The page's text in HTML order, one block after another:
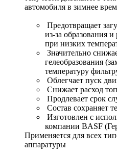
автомобиля в зимнее
Предотвращает
из-за образования
при низких
Значительно
гелеобразования
температуру
Облегчает пуск
Снижает расход
Продлевает срок
Состав сохраняет
Изготовлен с
компании BASF
Применяется для всех
аппаратуры